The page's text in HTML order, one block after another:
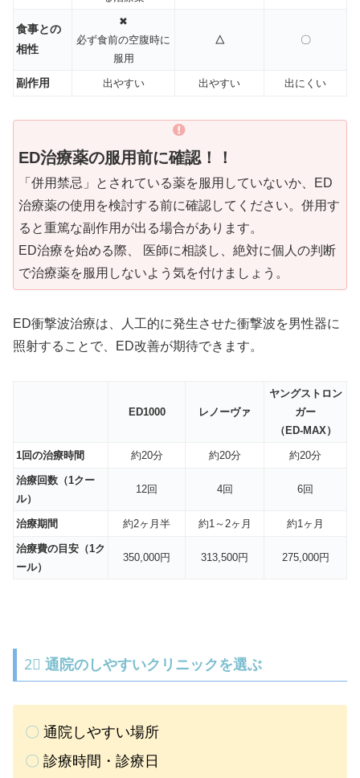
食事との
相性
✖
必ず食前の空腹時に
服用
△ 〇
副作用 出やすい 出やすい 出にくい
ED治療薬の服用前に確認！！
「併用禁忌」とされている薬を服用していないか、ED
治療薬の使用を検討する前に確認してください。併用す
ると重篤な副作用が出る場合があります。
ED治療を始める際、 医師に相談し、絶対に個人の判断
で治療薬を服用しないよう気を付けましょう。
ED衝撃波治療は、人工的に発生させた衝撃波を男性器に
照射することで、ED改善が期待できます。
ED1000 レノーヴァ
ヤングストロン
ガー
（ED-MAX）
1回の治療時間 約20分 約20分 約20分
治療回数（1クー
ル）
12回 4回 6回
治療期間 約2ヶ月半 約1～2ヶ月 約1ヶ月
治療費の目安（1ク
ール）
350,000円 313,500円 275,000円
2⃣ 通院のしやすいクリニックを選ぶ
〇 通院しやすい場所
〇 診療時間・診療日